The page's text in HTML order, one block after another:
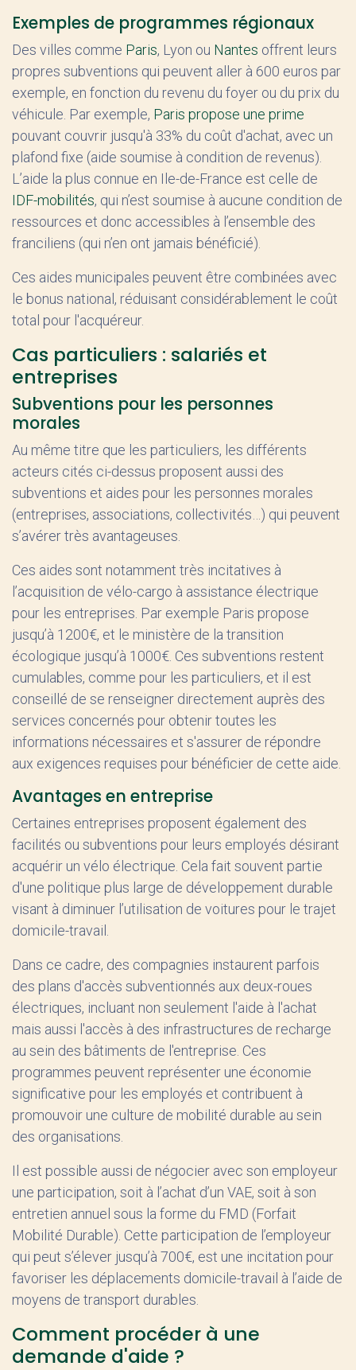
Exemples de programmes régionaux
Des villes comme Paris, Lyon ou Nantes offrent leurs
propres subventions qui peuvent aller à 600 euros par
exemple, en fonction du revenu du foyer ou du prix du
véhicule. Par exemple, Paris propose une prime
pouvant couvrir jusqu'à 33% du coût d'achat, avec un
plafond fixe (aide soumise à condition de revenus).
L’aide la plus connue en Ile-de-France est celle de
IDF-mobilités, qui n’est soumise à aucune condition de
ressources et donc accessibles à l’ensemble des
franciliens (qui n’en ont jamais bénéficié).
Ces aides municipales peuvent être combinées avec
le bonus national, réduisant considérablement le coût
total pour l'acquéreur.
Cas particuliers : salariés et
entreprises
Subventions pour les personnes
morales
Au même titre que les particuliers, les différents
acteurs cités ci-dessus proposent aussi des
subventions et aides pour les personnes morales
(entreprises, associations, collectivités…) qui peuvent
s’avérer très avantageuses.
Ces aides sont notamment très incitatives à
l’acquisition de vélo-cargo à assistance électrique
pour les entreprises. Par exemple Paris propose
jusqu’à 1200€, et le ministère de la transition
écologique jusqu’à 1000€. Ces subventions restent
cumulables, comme pour les particuliers, et il est
conseillé de se renseigner directement auprès des
services concernés pour obtenir toutes les
informations nécessaires et s'assurer de répondre
aux exigences requises pour bénéficier de cette aide.
Avantages en entreprise
Certaines entreprises proposent également des
facilités ou subventions pour leurs employés désirant
acquérir un vélo électrique. Cela fait souvent partie
d'une politique plus large de développement durable
visant à diminuer l’utilisation de voitures pour le trajet
domicile-travail.
Dans ce cadre, des compagnies instaurent parfois
des plans d'accès subventionnés aux deux-roues
électriques, incluant non seulement l'aide à l'achat
mais aussi l'accès à des infrastructures de recharge
au sein des bâtiments de l'entreprise. Ces
programmes peuvent représenter une économie
significative pour les employés et contribuent à
promouvoir une culture de mobilité durable au sein
des organisations.
Il est possible aussi de négocier avec son employeur
une participation, soit à l’achat d’un VAE, soit à son
entretien annuel sous la forme du FMD (Forfait
Mobilité Durable). Cette participation de l’employeur
qui peut s’élever jusqu’à 700€, est une incitation pour
favoriser les déplacements domicile-travail à l’aide de
moyens de transport durables.
Comment procéder à une
demande d'aide ?